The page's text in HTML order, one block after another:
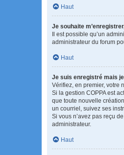
Haut
Je souhaite
Il est possible qu’un
administrateur du forum
Haut
Je suis enregistré mais
Vérifiez, en premier, votre
Si la gestion COPPA est
que toute nouvelle
un courriel, suivez ses
Si vous n’avez pas reçu
administrateur.
Haut